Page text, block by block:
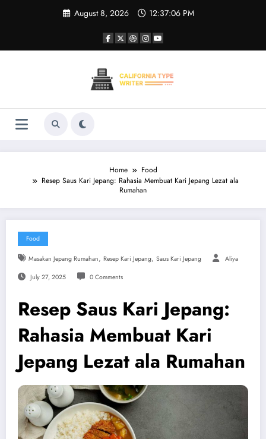
August 8, 2026 12:37:06 PM
Home
Food
Resep Saus Kari Jepang: Rahasia Membuat Kari Jepang Lezat ala
Rumahan
Food
Masakan Jepang Rumahan, Resep Kari Jepang, Saus Kari Jepang Aliya
July 27, 2025 0 Comments
Resep Saus Kari Jepang:
Rahasia Membuat Kari
Jepang Lezat ala Rumahan